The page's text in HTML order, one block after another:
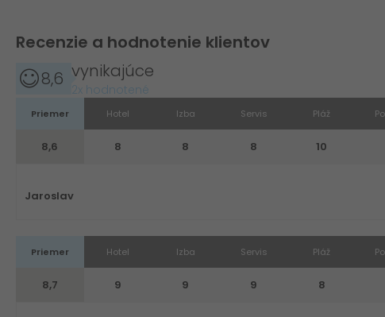
Recenzie a hodnotenie klientov
8,6 vynikajúce
2x hodnotené
Priemer
8,6
Hotel
8
Izba
8
Servis
8
Pláž
10
Jaroslav
Priemer
8,7
Hotel
9
Izba
9
Servis
9
Pláž
8